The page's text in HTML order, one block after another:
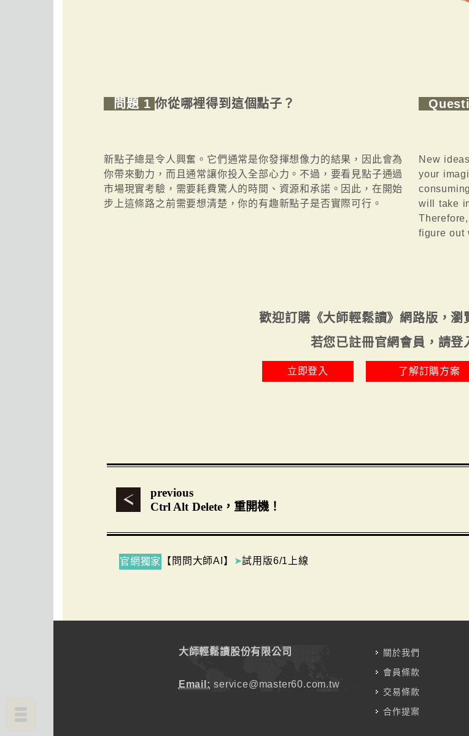
問題 1 你從哪裡得到這個點子？
新點子總是令人興奮。它們通常是你發揮想像力的結果，因此會為
你帶來動力，而且通常讓你投入全部心力。不過，要看見點子通過
市場現實考驗，需要耗費驚人的時間、資源和承諾。因此，在開始
步上這條路之前需要想清楚，你的有趣新點子是否實際可行。
New
your
will take
figure out
歡迎訂購《大師輕鬆讀》網路版，瀏
若您已註冊官網會員，請登
立即登入 了解訂購方案
previous
Ctrl Alt Delete，重開機！
官網獨家 【問問大師AI】 ➤試用版6/1上線
大師輕鬆讀股份有限公司
Email: service@master60.com.tw
關於我們
會員條款
交易條款
合作提案